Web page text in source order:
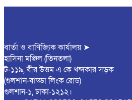
বার্তা ও বাণিজ্যিক কার্যালয় ➤
হাসিনা মঞ্জিল (তিনতলা)
ট-১১৯, বীর উত্তম এ কে খন্দকার সড়ক
(গুলশান-বাড্ডা লিংক রোড)
গুলশান-১, ঢাকা-১২১২।